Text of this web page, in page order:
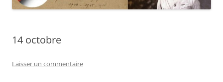
14 octobre
Laisser un commentaire